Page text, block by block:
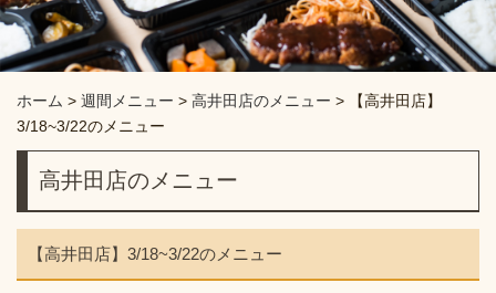
ホーム > 週間メニュー > 高井田店のメニュー >
【高井田店】
3/18~3/22のメニュー
高井田店のメニュー
【高井田店】3/18~3/22のメニュー